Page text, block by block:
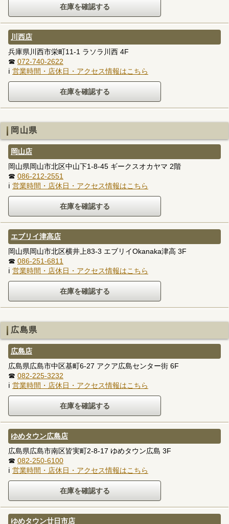
川西店
兵庫県川西市栄町11-1 ラソラ川西 4F
☎ 072-740-2622
ℹ 営業時間・店休日・アクセス情報はこちら
岡山県
岡山店
岡山県岡山市北区中山下1-8-45 ギークスオカヤマ 2階
☎ 086-212-2551
ℹ 営業時間・店休日・アクセス情報はこちら
エブリイ津高店
岡山県岡山市北区横井上83-3 エブリイOkanaka津高 3F
☎ 086-251-6811
ℹ 営業時間・店休日・アクセス情報はこちら
広島県
広島店
広島県広島市中区基町6-27 アクア広島センター街 6F
☎ 082-225-3232
ℹ 営業時間・店休日・アクセス情報はこちら
ゆめタウン広島店
広島県広島市南区皆実町2-8-17 ゆめタウン広島 3F
☎ 082-250-6100
ℹ 営業時間・店休日・アクセス情報はこちら
ゆめタウン廿日市店